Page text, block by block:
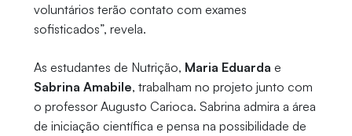
voluntários terão contato com exames
sofisticados”, revela.
As estudantes de Nutrição, Maria Eduarda e
Sabrina Amabile, trabalham no projeto junto com
o professor Augusto Carioca. Sabrina admira a área
de iniciação científica e pensa na possibilidade de